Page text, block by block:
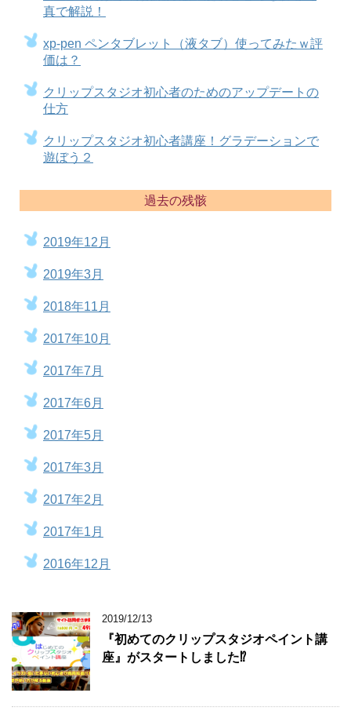
真で解説！
xp-pen ペンタブレット（液タブ）使ってみたｗ評
価は？
クリップスタジオ初心者のためのアップデートの
仕方
クリップスタジオ初心者講座！グラデーションで
遊ぼう２
過去の残骸
2019年12月
2019年3月
2018年11月
2017年10月
2017年7月
2017年6月
2017年5月
2017年3月
2017年2月
2017年1月
2016年12月
2019/12/13
『初めてのクリップスタジオペイント講
座』がスタートしました⁉